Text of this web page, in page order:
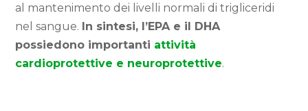
al mantenimento dei livelli normali di trigliceridi
nel sangue. In sintesi, l’EPA e il DHA
possiedono importanti attività
cardioprotettive e neuroprotettive.